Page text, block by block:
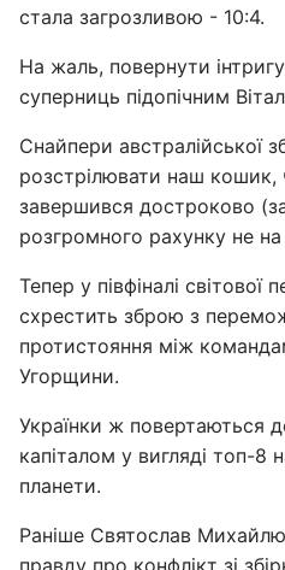
стала загрозливою - 10:4.
На жаль, повернути
суперниць підопічним
Снайпери австралійської
розстрілювати наш
завершився достроково
розгромного рахунку не
Тепер у півфіналі світової
схрестить зброю з
протистояння між
Угорщини.
Українки ж повертаються
капіталом у вигляді топ-8
планети.
Раніше Святослав
правду про конфлікт зі